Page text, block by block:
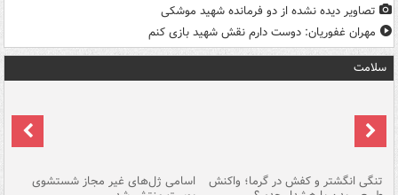
تصاویر دیده‌ نشده از دو فرمانده شهید موشکی
مهران غفوریان: دوست دارم نقش شهید بازی کنم
سلامت
تنگی انگشتر و کفش در گرما؛ واکنش اسامی ژل‌های غیر مجاز شستشوی